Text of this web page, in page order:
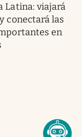
Latina: viajará
conectará las
en